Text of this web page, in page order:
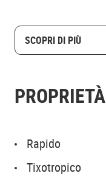
SCOPRI DI PIÙ
PROPRIETÀ
Rapido
Tixotropico